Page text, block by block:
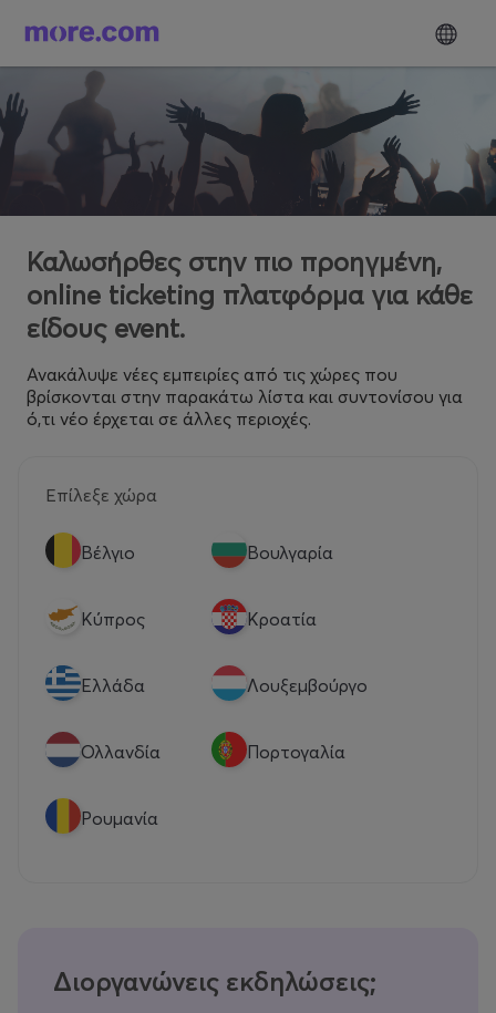
Καλωσήρθες στην πιο προηγμένη,
online ticketing πλατφόρμα για κάθε
είδους event.
Ανακάλυψε νέες εμπειρίες από τις χώρες που
βρίσκονται στην παρακάτω λίστα και συντονίσου για
ό,τι νέο έρχεται σε άλλες περιοχές.
Επίλεξε χώρα
Βέλγιο Βουλγαρία
Κύπρος Κροατία
Eλλάδα Λουξεμβούργο
Ολλανδία Πορτογαλία
Ρουμανία
Διοργανώνεις εκδηλώσεις;